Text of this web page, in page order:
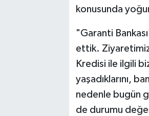
konusunda
"Garanti
ettik.
Kredisi ile ilgili
yaşadıklarını,
nedenle bugün
de durumu